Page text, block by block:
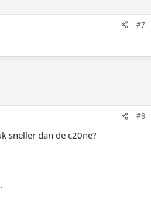
#7
#8
sneller dan de c20ne?